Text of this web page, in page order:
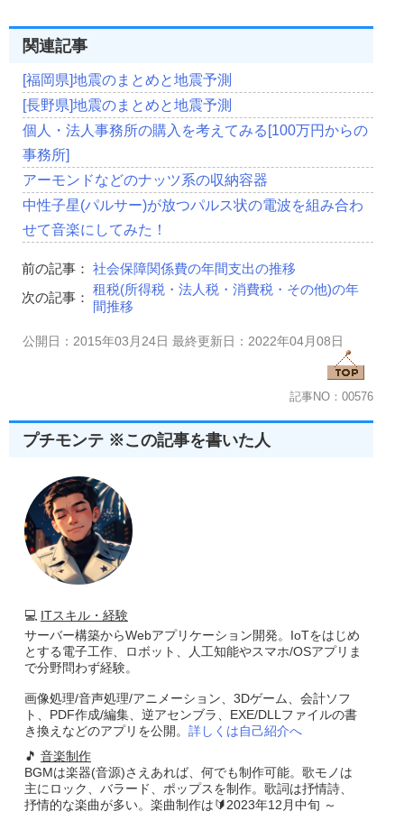
関連記事
[福岡県]地震のまとめと地震予測
[長野県]地震のまとめと地震予測
個人・法人事務所の購入を考えてみる[100万円からの
事務所]
アーモンドなどのナッツ系の収納容器
中性子星(パルサー)が放つパルス状の電波を組み合わ
せて音楽にしてみた！
前の記事： 社会保障関係費の年間支出の推移
次の記事：
租税(所得税・法人税・消費税・その他)の年
間推移
公開日：2015年03月24日 最終更新日：2022年04月08日
記事NO：00576
プチモンテ ※この記事を書いた人
💻 ITスキル・経験
サーバー構築からWebアプリケーション開発。IoTをはじめ
とする電子工作、ロボット、人工知能やスマホ/OSアプリま
で分野問わず経験。
画像処理/音声処理/アニメーション、3Dゲーム、会計ソフ
ト、PDF作成/編集、逆アセンブラ、EXE/DLLファイルの書
き換えなどのアプリを公開。 詳しくは自己紹介へ
🎵 音楽制作
BGMは楽器(音源)さえあれば、何でも制作可能。歌モノは
主にロック、バラード、ポップスを制作。歌詞は抒情詩、
抒情的な楽曲が多い。楽曲制作は🔰2023年12月中旬 ～